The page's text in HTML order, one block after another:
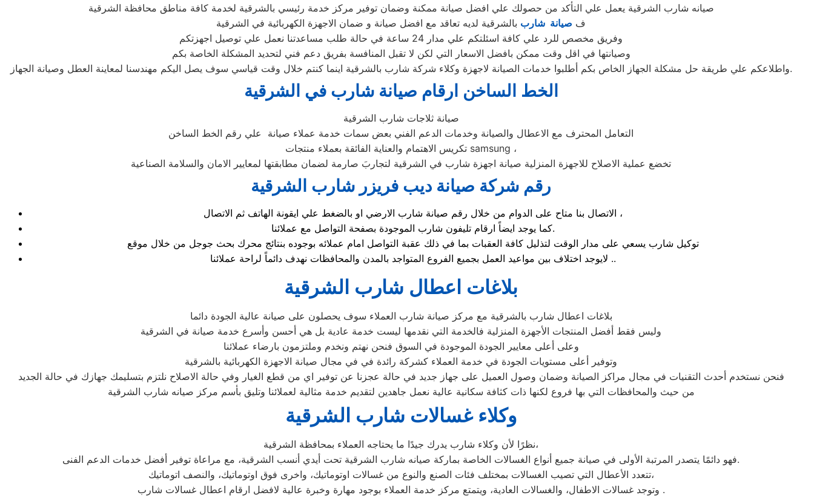
صيانه شارب الشرقية يعمل علي التأكد من حصولك علي افضل صيانة ممكنة وضمان توفير مركز خدمة رئيسي بالشرقية لخدمة كافة مناطق محافظة الشرقية
ف صيانة شارب بالشرقية لديه تعاقد مع افضل صيانة و ضمان الاجهزة الكهربائية في الشرقية
وفريق مخصص للرد علي كافة اسئلتكم علي مدار 24 ساعة في حالة طلب مساعدتنا نعمل علي توصيل اجهزتكم
وصيانتها في اقل وقت ممكن بافضل الاسعار التي لكن لا تقبل المنافسة بفريق دعم فني لتحديد المشكلة الخاصة بكم
واطلاعكم علي طريقة حل مشكلة الجهاز الخاص بكم أطلبوا خدمات الصيانة لاجهزة وكلاء شركة شارب بالشرقية اينما كنتم خلال وقت قياسي سوف يصل اليكم مهندسنا لمعاينة العطل وصيانة الجهاز.
الخط الساخن ارقام صيانة شارب في الشرقية
صيانة ثلاجات شارب الشرقية
التعامل المحترف مع الاعطال والصيانة وخدمات الدعم الفني بعض سمات خدمة عملاء صيانة علي رقم الخط الساخن
تكريس الاهتمام والعناية الفائقة بعملاء منتجات samsung ،
تخضع عملية الاصلاح للاجهزة المنزلية صيانة اجهزة شارب في الشرقية لتجاربَ صارمة لضمان مطابقتها لمعايير الامان والسلامة الصناعية
رقم شركة صيانة ديب فريزر شارب الشرقية
الاتصال بنا متاح على الدوام من خلال رقم صيانة شارب الارضي او بالضغط علي ايقونة الهاتف ثم الاتصال ،
كما يوجد ايضاً ارقام تليفون شارب الموجودة بصفحة التواصل مع عملائنا.
توكيل شارب يسعي على مدار الوقت لتذليل كافة العقبات بما في ذلك عقبة التواصل امام عملائه بوجوده بنتائج محرك بحث جوجل من خلال موقع
لايوجد اختلاف بين مواعيد العمل بجميع الفروع المتواجد بالمدن والمحافظات نهدف دائماً لراحة عملائنا ..
بلاغات اعطال شارب الشرقية
بلاغات اعطال شارب بالشرقية مع مركز صيانة شارب العملاء سوف يحصلون على صيانة عالية الجودة دائما
وليس فقط أفضل المنتجات الأجهزة المنزلية فالخدمة التي نقدمها ليست خدمة عادية بل هي أحسن وأسرع خدمة صيانة في الشرقية
وعلى أعلى معايير الجودة الموجودة في السوق فنحن نهتم ونخدم وملتزمون بارضاء عملائنا
وتوفير أعلى مستويات الجودة في خدمة العملاء كشركة رائدة في في مجال صيانة الاجهزة الكهربائية بالشرقية
فنحن نستخدم أحدث التقنيات في مجال مراكز الصيانة وضمان وصول العميل على جهاز جديد في حالة عجزنا عن توفير اي من قطع الغيار وفي حالة الاصلاح نلتزم بتسليمك جهازك في حالة الجديد
من حيث والمحافظات التي بها فروع لكنها ذات كثافة سكانية عالية نعمل جاهدين لتقديم خدمة مثالية لعملائنا وتليق بأسم مركز صيانه شارب الشرقية
وكلاء غسالات شارب الشرقية
نظرًا لأن وكلاء شارب يدرك جيدًا ما يحتاجه العملاء بمحافظة الشرقية،
فهو دائمًا يتصدر المرتبة الأولى في صيانة جميع أنواع الغسالات الخاصة بماركة صيانه شارب الشرقية تحت أيدي أنسب الشرقية، مع مراعاة توفير أفضل خدمات الدعم الفنى.
تتعدد الأعطال التي تصيب الغسالات بمختلف فئات الصنع والنوع من غسالات اوتوماتيك، واخرى فوق اوتوماتيك، والنصف اتوماتيك،
وتوجد غسالات الاطفال، والغسالات العادية، ويتمتع مركز خدمة العملاء بوجود مهارة وخبرة عالية لافضل ارقام اعطال غسالات شارب .